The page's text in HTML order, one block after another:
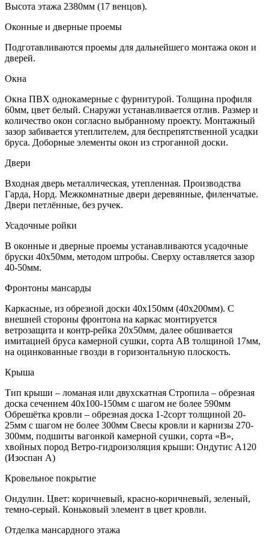
Высота этажа 2380мм (17 венцов).
Оконные и дверные проемы
Подготавливаются проемы для дальнейшего монтажа окон и
дверей.
Окна
Окна ПВХ однокамерные с фурнитурой. Толщина профиля
60мм, цвет белый. Снаружи устанавливается отлив. Размер и
количество окон согласно выбранному проекту. Монтажный
зазор забивается утеплителем, для беспрепятственной усадки
бруса. Доборные элементы окон из строганной доски.
Двери
Входная дверь металлическая, утепленная. Производства
Гарда, Норд. Межкомнатные двери деревянные, филенчатые.
Двери петлённые, без ручек.
Усадочные ройки
В оконные и дверные проемы устанавливаются усадочные
бруски 40х50мм, методом штробы. Сверху оставляется зазор
40-50мм.
Фронтоны мансарды
Каркасные, из обрезной доски 40х150мм (40х200мм). С
внешней стороны фронтона на каркас монтируется
ветрозащита и контр-рейка 20х50мм, далее обшивается
имитацией бруса камерной сушки, сорта АВ толщиной 17мм,
на оцинкованные гвозди в горизонтальную плоскость.
Крыша
Тип крыши – ломаная или двухскатная Стропила – обрезная
доска сечением 40х100-150мм с шагом не более 590мм
Обрешётка кровли – обрезная доска 1-2сорт толщиной 20-
25мм с шагом не более 300мм Свесы кровли и карнизы 270-
300мм, подшиты вагонкой камерной сушки, сорта «В»,
хвойных пород Ветро-гидроизоляция крыши: Ондутис А120
(Изоспан А)
Кровельное покрытие
Ондулин. Цвет: коричневый, красно-коричневый, зеленый,
темно-серый. Коньковый элемент в цвет кровли.
Отделка мансардного этажа